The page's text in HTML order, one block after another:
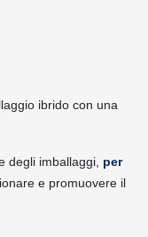
ibrido con una
degli imballaggi, per
e promuovere il